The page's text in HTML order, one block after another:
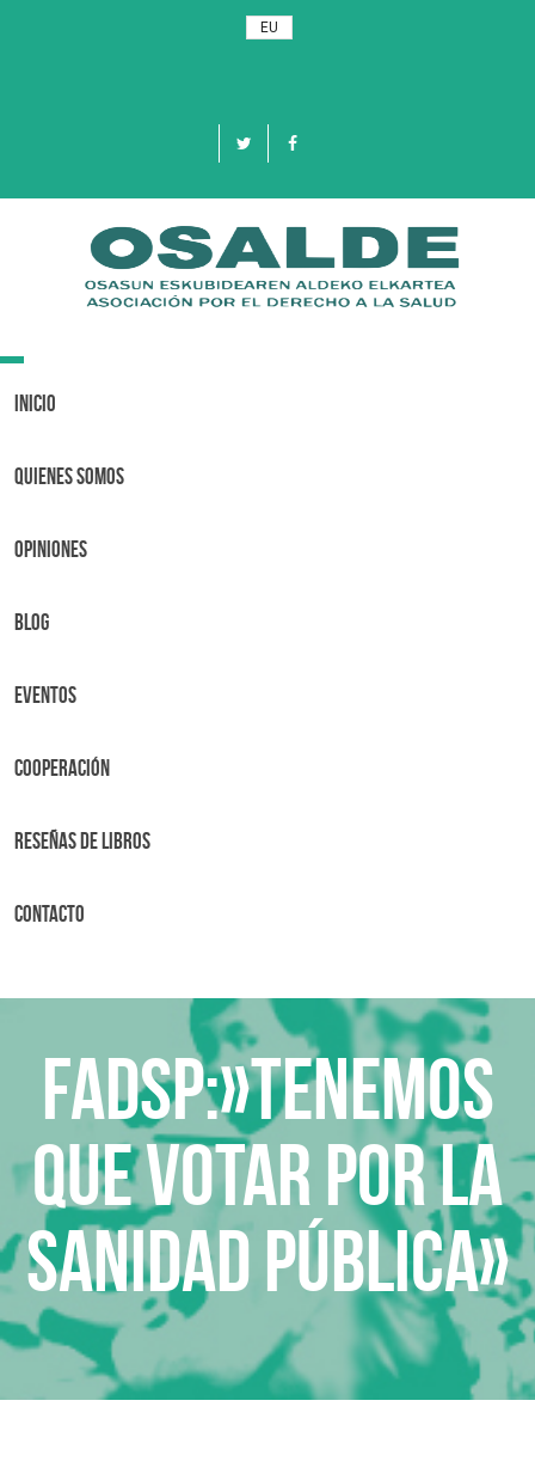
EU
Toggle
Inicio
Quienes Somos
OPINIONES
BLOG
Eventos
Cooperación
Reseñas de libros
Contacto
FADSP:»Tenemos
que votar por la
Sanidad Pública»